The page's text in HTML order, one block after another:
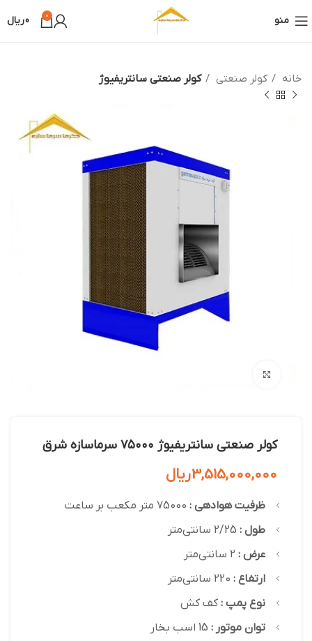
منو 0
0ریال
خانه کولر صنعتی کولر صنعتی سانتریفیوژ
کولر صنعتی سانتریفیوژ ۷۵۰۰۰ سرماسازه شرق
3,515,000,000ریال
ظرفیت هوادهی :
طول :
عرض :
ارتفاع :
نوع پمپ : کف کش
توان موتور : 15 اسب بخار